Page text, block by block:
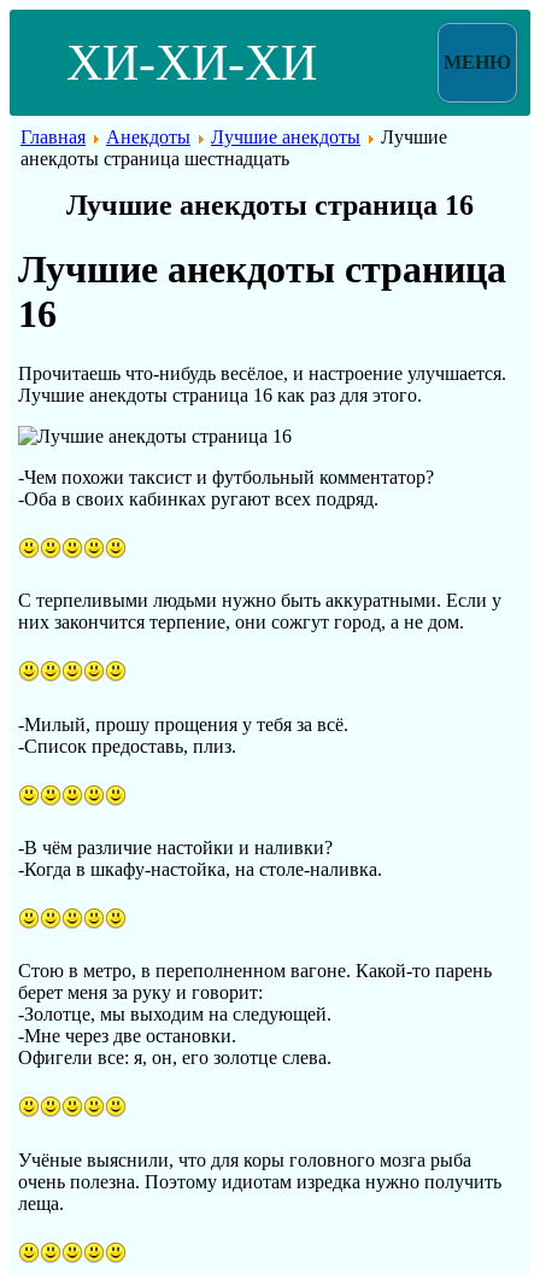
ХИ-ХИ-ХИ МЕНЮ
Главная Анекдоты Лучшие анекдоты
Лучшие
анекдоты страница шестнадцать
Лучшие анекдоты страница 16
Лучшие анекдоты страница
16
Прочитаешь что-нибудь весёлое, и настроение улучшается.
Лучшие анекдоты страница 16 как раз для этого.
-Чем похожи таксист и футбольный комментатор?
-Оба в своих кабинках ругают всех подряд.
С терпеливыми людьми нужно быть аккуратными. Если у
них закончится терпение, они сожгут город, а не дом.
-Милый, прошу прощения у тебя за всё.
-Список предоставь, плиз.
-В чём различие настойки и наливки?
-Когда в шкафу-настойка, на столе-наливка.
Стою в метро, в переполненном вагоне. Какой-то парень
берет меня за руку и говорит:
-Золотце, мы выходим на следующей.
-Мне через две остановки.
Офигели все: я, он, его золотце слева.
Учёные выяснили, что для коры головного мозга рыба
очень полезна. Поэтому идиотам изредка нужно получить
леща.